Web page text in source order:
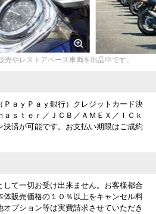
売やレストアベース車両を出品中です。
ａｙＰａｙ銀行）クレジットカード決
ｓｔｅｒ／ＪＣＢ／ＡＭＥＸ／ＩＣｋ
済が可能です。お支払い期限はご成約
して一切お受け出来ません。お客様都合
販売価格の１０％以上をキャンセル料
プション等は実費請求させていただき